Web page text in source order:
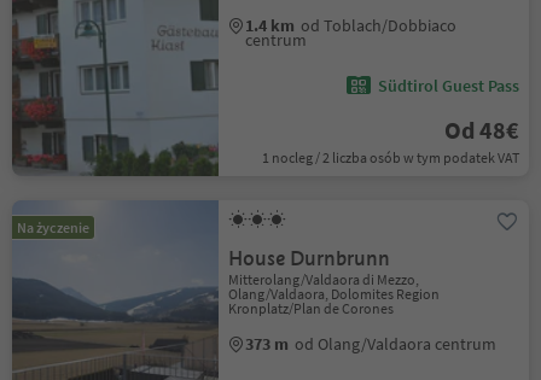
1.4 km od Toblach/Dobbiaco
centrum
Südtirol Guest Pass
Od 48€
1 nocleg / 2 liczba osób w tym podatek VAT
Na życzenie
House Durnbrunn
Mitterolang/Valdaora di Mezzo,
Olang/Valdaora, Dolomites Region
Kronplatz/Plan de Corones
373 m od Olang/Valdaora centrum